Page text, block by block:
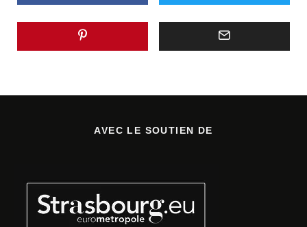
AVEC LE SOUTIEN DE